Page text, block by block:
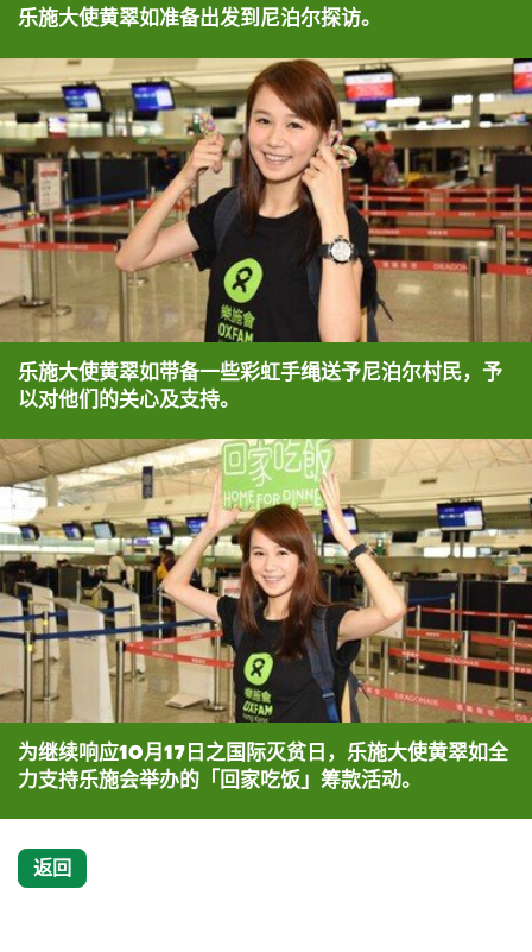
乐施大使黄翠如准备出发到尼泊尔探访。
乐施大使黄翠如带备一些彩虹手绳送予尼泊尔村民，予
以对他们的关心及支持。
为继续响应10月17日之国际灭贫日，乐施大使黄翠如全
力支持乐施会举办的「回家吃饭」筹款活动。
返回